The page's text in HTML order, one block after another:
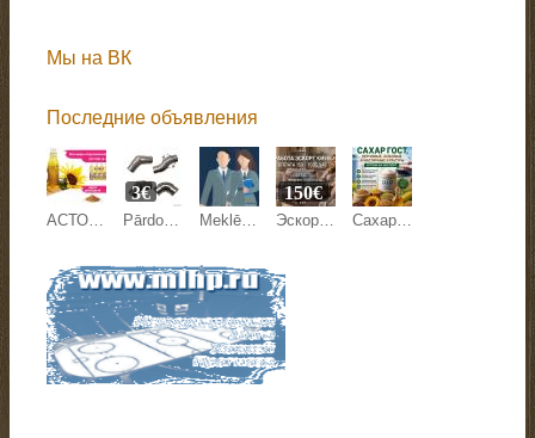
Мы на ВК
Последние объявления
АСТОН - Оптовые продажи подсолнечного масла от завода. Экспорт Pārdodam margu detaļas.
3€
Meklējam kandidātu Anglijas uzņēmuma pārstāvniecības direktora amatam Latvijā. Эскорт работа Киев, Кишинев, Варшава, Берлин, Париж.
150€
Сахар ГОСТ, зерновые, бобовые и масличные культуры оптом